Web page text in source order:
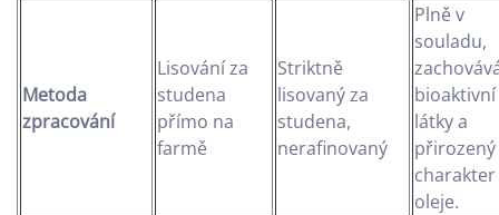
Metoda
zpracování
Lisování za
studena
přímo na
farmě
Striktně
lisovaný za
studena,
nerafinovaný
Plně v
souladu,
bioaktivní
látky a
přirozený
charakter
oleje.